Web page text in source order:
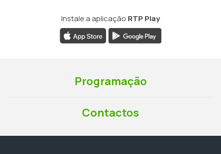
Instale a aplicação RTP Play
Programação
Contactos